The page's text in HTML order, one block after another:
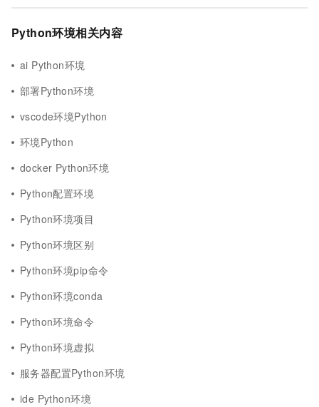
Python环境相关内容
ai Python环境
部署Python环境
vscode环境Python
环境Python
docker Python环境
Python配置环境
Python环境项目
Python环境区别
Python环境pip命令
Python环境conda
Python环境命令
Python环境虚拟
服务器配置Python环境
ide Python环境